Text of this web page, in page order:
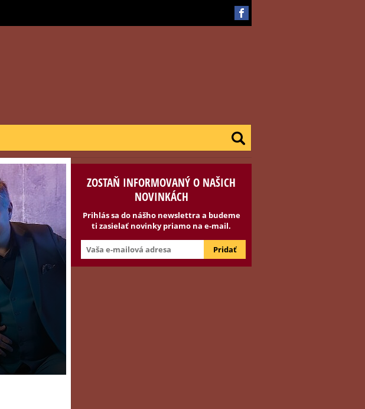
ZOSTAŇ INFORMOVANÝ O NAŠICH
NOVINKÁCH
Prihlás sa do nášho newslettra a budeme
ti zasielať novinky priamo na e-mail.